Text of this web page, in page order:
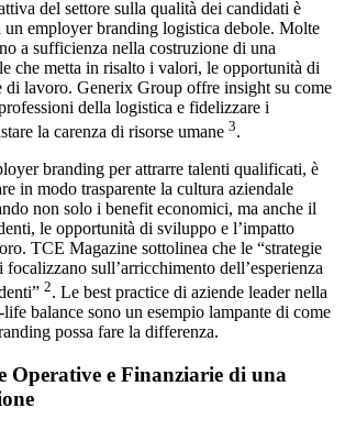
del settore sulla qualità dei candidati è
un employer branding logistica debole. Molte
a sufficienza nella costruzione di una
che metta in risalto i valori, le opportunità di
di lavoro. Generix Group offre insight su come
della logistica e fidelizzare i
la carenza di risorse umane 3.
branding per attrarre talenti qualificati, è
in modo trasparente la cultura aziendale
non solo i benefit economici, ma anche il
le opportunità di sviluppo e l’impatto
TCE Magazine sottolinea che le “strategie
sull’arricchimento dell’esperienza
2. Le best practice di aziende leader nella
balance sono un esempio lampante di come
possa fare la differenza.
Operative e Finanziarie di una